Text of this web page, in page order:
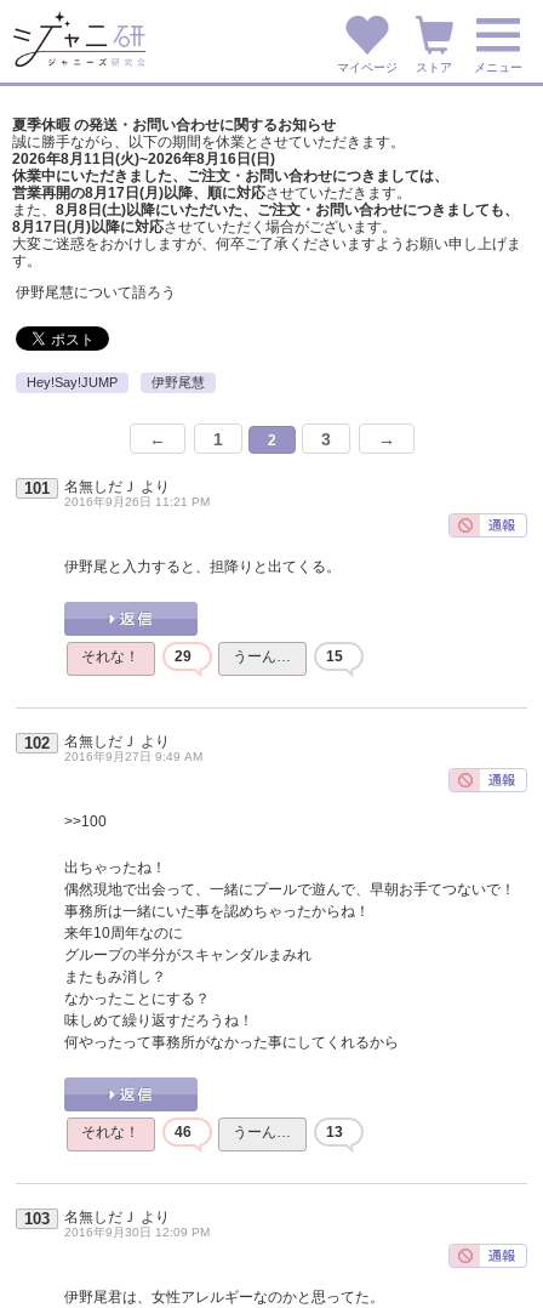
マイページ ストア メニュー
夏季休暇 の発送・お問い合わせに関するお知らせ
誠に勝手ながら、以下の期間を休業とさせていただきます。
2026年8月11日(火)~2026年8月16日(日)
休業中にいただきました、ご注文・お問い合わせにつきましては、
営業再開の8月17日(月)以降、順に対応させていただきます。
また、 8月8日(土)以降にいただいた、ご注文・ お問い合わせにつきましても、
8月17日(月)以降に対応させていただく場合がございます。
大変ご迷惑をおかけしますが、 何卒ご了承くださいますようお願い申し上げま
す。
伊野尾慧について語ろう
Hey!Say!JUMP 伊野尾慧
← 1 2 3 →
101 名無しだＪ より
2016年9月26日 11:21 PM
伊野尾と入力すると、担降りと出てくる。
それな！ 29 うーん… 15
102 名無しだＪ より
2016年9月27日 9:49 AM
>>100
出ちゃったね！
偶然現地で出会って、一緒にプールで遊んで、早朝お手てつないで！
事務所は一緒にいた事を認めちゃったからね！
来年10周年なのに
グループの半分がスキャンダルまみれ
またもみ消し？
なかったことにする？
味しめて繰り返すだろうね！
何やったって事務所がなかった事にしてくれるから
それな！ 46 うーん… 13
103 名無しだＪ より
2016年9月30日 12:09 PM
伊野尾君は、女性アレルギーなのかと思ってた。